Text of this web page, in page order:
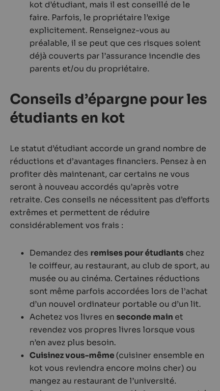
kot d’étudiant, mais il est conseillé de le
faire. Parfois, le propriétaire l’exige
explicitement. Renseignez-vous au
préalable, il se peut que ces risques soient
déjà couverts par l’assurance incendie des
parents et/ou du propriétaire.
Conseils d’épargne pour les
étudiants en kot
Le statut d’étudiant accorde un grand nombre de
réductions et d’avantages financiers. Pensez à en
profiter dès maintenant, car certains ne vous
seront à nouveau accordés qu’après votre
retraite. Ces conseils ne nécessitent pas d’efforts
extrêmes et permettent de réduire
considérablement vos frais :
Demandez des remises pour étudiants chez
le coiffeur, au restaurant, au club de sport, au
musée ou au cinéma. Certaines réductions
sont même parfois accordées lors de l’achat
d’un nouvel ordinateur portable ou d’un lit.
Achetez vos livres en seconde main et
revendez vos propres livres lorsque vous
n’en avez plus besoin.
Cuisinez vous-même(cuisiner ensemble en
kot vous reviendra encore moins cher) ou
mangez au restaurant de l’université.